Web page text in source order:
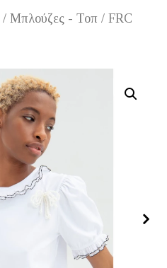
/ Μπλούζες - Τοπ / FRC